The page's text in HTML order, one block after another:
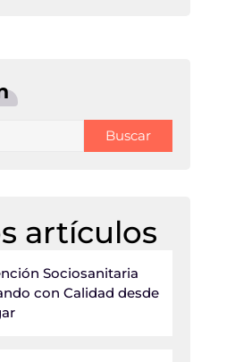
Buscar
artículos
Sociosanitaria
con Calidad desde